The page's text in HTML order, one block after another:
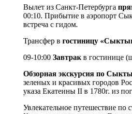
Вылет из Санкт-Петербурга
00:10. Прибытие в аэропорт
встреча с гидом.
Трансфер в гостиницу
09-10:00 Завтрак в гостинице
Обзорная экскурсия по
зеленых и красивых городов
указа Екатеины II в 1780г. из
Увлекательное путешествие по